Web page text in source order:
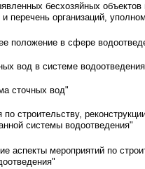
бесхозяйных объектов
перечень организаций,
положение в сфере
вод в системе
сточных вод"
строительству,
системы водоотведения"
аспекты мероприятий по